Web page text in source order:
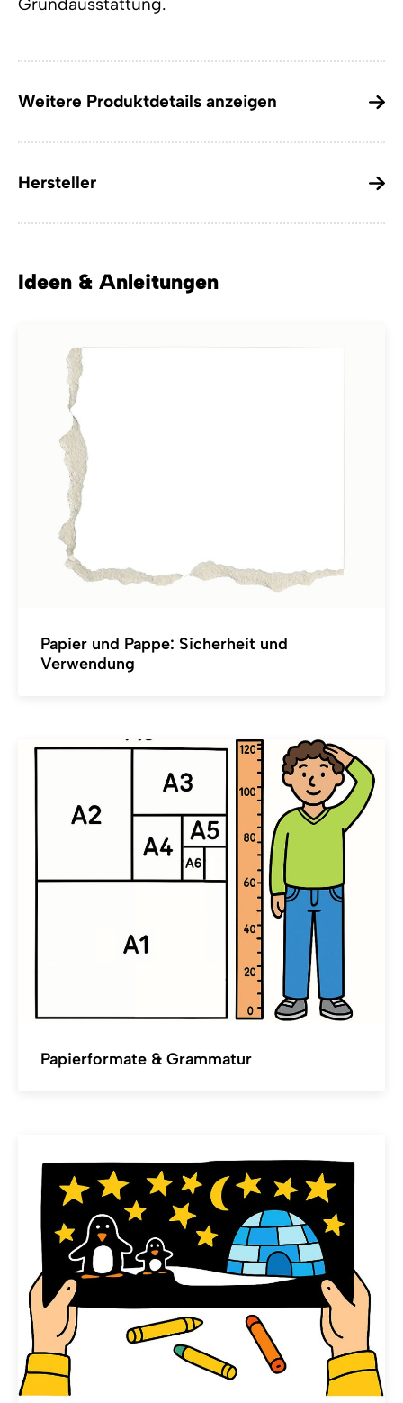
Grundausstattung.
Weitere Produktdetails anzeigen
Hersteller
Ideen & Anleitungen
Papier und Pappe: Sicherheit und
Verwendung
Papierformate & Grammatur